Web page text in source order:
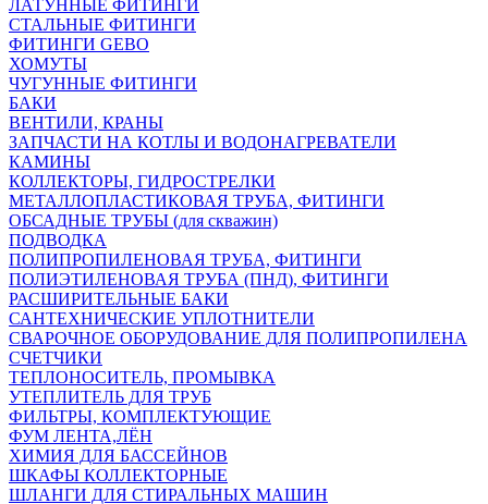
ЛАТУННЫЕ ФИТИНГИ
СТАЛЬНЫЕ ФИТИНГИ
ФИТИНГИ GEBO
ХОМУТЫ
ЧУГУННЫЕ ФИТИНГИ
БАКИ
ВЕНТИЛИ, КРАНЫ
ЗАПЧАСТИ НА КОТЛЫ И ВОДОНАГРЕВАТЕЛИ
КАМИНЫ
КОЛЛЕКТОРЫ, ГИДРОСТРЕЛКИ
МЕТАЛЛОПЛАСТИКОВАЯ ТРУБА, ФИТИНГИ
ОБСАДНЫЕ ТРУБЫ (для скважин)
ПОДВОДКА
ПОЛИПРОПИЛЕНОВАЯ ТРУБА, ФИТИНГИ
ПОЛИЭТИЛЕНОВАЯ ТРУБА (ПНД), ФИТИНГИ
РАСШИРИТЕЛЬНЫЕ БАКИ
САНТЕХНИЧЕСКИЕ УПЛОТНИТЕЛИ
СВАРОЧНОЕ ОБОРУДОВАНИЕ ДЛЯ ПОЛИПРОПИЛЕНА
СЧЕТЧИКИ
ТЕПЛОНОСИТЕЛЬ, ПРОМЫВКА
УТЕПЛИТЕЛЬ ДЛЯ ТРУБ
ФИЛЬТРЫ, КОМПЛЕКТУЮЩИЕ
ФУМ ЛЕНТА,ЛЁН
ХИМИЯ ДЛЯ БАССЕЙНОВ
ШКАФЫ КОЛЛЕКТОРНЫЕ
ШЛАНГИ ДЛЯ СТИРАЛЬНЫХ МАШИН